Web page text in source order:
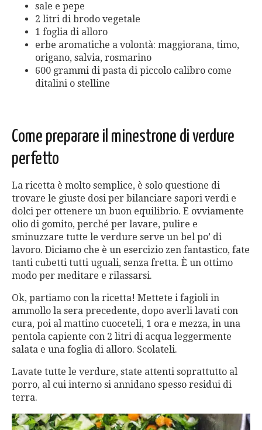
sale e pepe
2 litri di brodo vegetale
1 foglia di alloro
erbe aromatiche a volontà: maggiorana, timo,
origano, salvia, rosmarino
600 grammi di pasta di piccolo calibro come
ditalini o stelline
Come preparare il minestrone di verdure
perfetto
La ricetta è molto semplice, è solo questione di
trovare le giuste dosi per bilanciare sapori verdi e
dolci per ottenere un buon equilibrio. E ovviamente
olio di gomito, perché per lavare, pulire e
sminuzzare tutte le verdure serve un bel po’ di
lavoro. Diciamo che è un esercizio zen fantastico, fate
tanti cubetti tutti uguali, senza fretta. È un ottimo
modo per meditare e rilassarsi.
Ok, partiamo con la ricetta! Mettete i fagioli in
ammollo la sera precedente, dopo averli lavati con
cura, poi al mattino cuoceteli, 1 ora e mezza, in una
pentola capiente con 2 litri di acqua leggermente
salata e una foglia di alloro. Scolateli.
Lavate tutte le verdure, state attenti soprattutto al
porro, al cui interno si annidano spesso residui di
terra.